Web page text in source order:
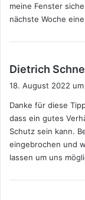
meine Fenster
nächste Woche
Dietrich
18. August 2022
Danke für diese
dass ein gutes
Schutz sein kann.
eingebrochen und
lassen um uns